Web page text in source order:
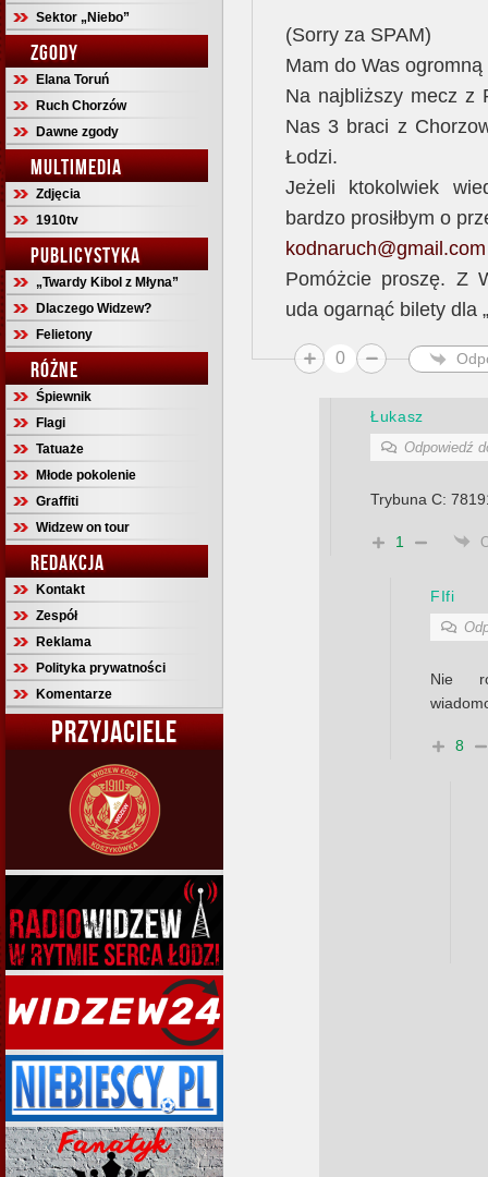
Sektor „Niebo”
ZGODY
Elana Toruń
Ruch Chorzów
Dawne zgody
MULTIMEDIA
Zdjęcia
1910tv
PUBLICYSTYKA
„Twardy Kibol z Młyna”
Dlaczego Widzew?
Felietony
RÓŻNE
Śpiewnik
Flagi
Tatuaże
Młode pokolenie
Graffiti
Widzew on tour
REDAKCJA
Kontakt
Zespół
Reklama
Polityka prywatności
Komentarze
PRZYJACIELE
(Sorry za SPAM)
Mam do Was
Na najbliższy mecz z
Nas 3 braci z
Łodzi.
Jeżeli ktokolwiek
bardzo prosiłbym o
kodnaruch@gmail.com
Pomóżcie proszę. Z
uda ogarnąć bilety dla
0
Łukasz
Odpowiedź
Trybuna C:
1
FIfi
Nie
8